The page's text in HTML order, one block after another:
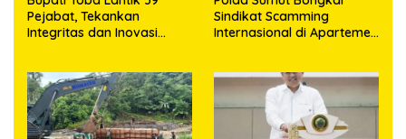
Pejabat, Tekankan
Integritas dan Inovasi
Sindikat Scamming
Internasional di Apartemen